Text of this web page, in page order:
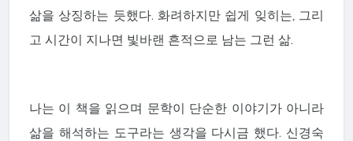
삶을 상징하는 듯했다. 화려하지만 쉽게 잊히는, 그리
고 시간이 지나면 빛바랜 흔적으로 남는 그런 삶.
나는 이 책을 읽으며 문학이 단순한 이야기가 아니라
삶을 해석하는 도구라는 생각을 다시금 했다. 신경숙